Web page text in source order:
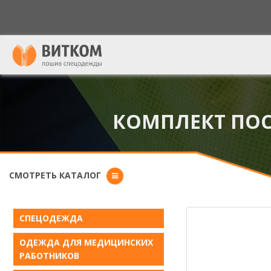
КОМПЛЕКТ
СМОТРЕТЬ КАТАЛОГ
СПЕЦОДЕЖДА
ОДЕЖДА ДЛЯ МЕДИЦИНСКИХ
РАБОТНИКОВ